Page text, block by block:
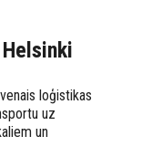
loģistikas
uz
un